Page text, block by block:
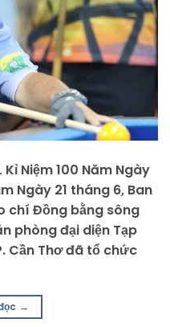
Niệm 100 Năm Ngày
Ngày 21 tháng 6, Ban
chí Đồng bằng sông
phòng đại diện Tạp
Cần Thơ đã tổ chức
→